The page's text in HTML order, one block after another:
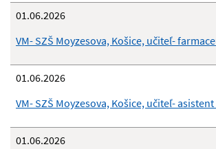
01.06.2026
VM- SZŠ Moyzesova, Košice, učiteľ-
01.06.2026
VM- SZŠ Moyzesova, Košice, učiteľ- asistent
01.06.2026